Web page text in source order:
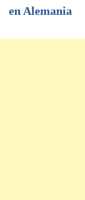
en Alemania